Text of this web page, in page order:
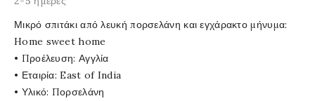
Μικρό σπιτάκι από λευκή πορσελάνη και εγχάρακτο μήνυμα:
Home sweet home
• Προέλευση: Αγγλία
• Εταιρία: East of India
• Υλικό: Πορσελάνη